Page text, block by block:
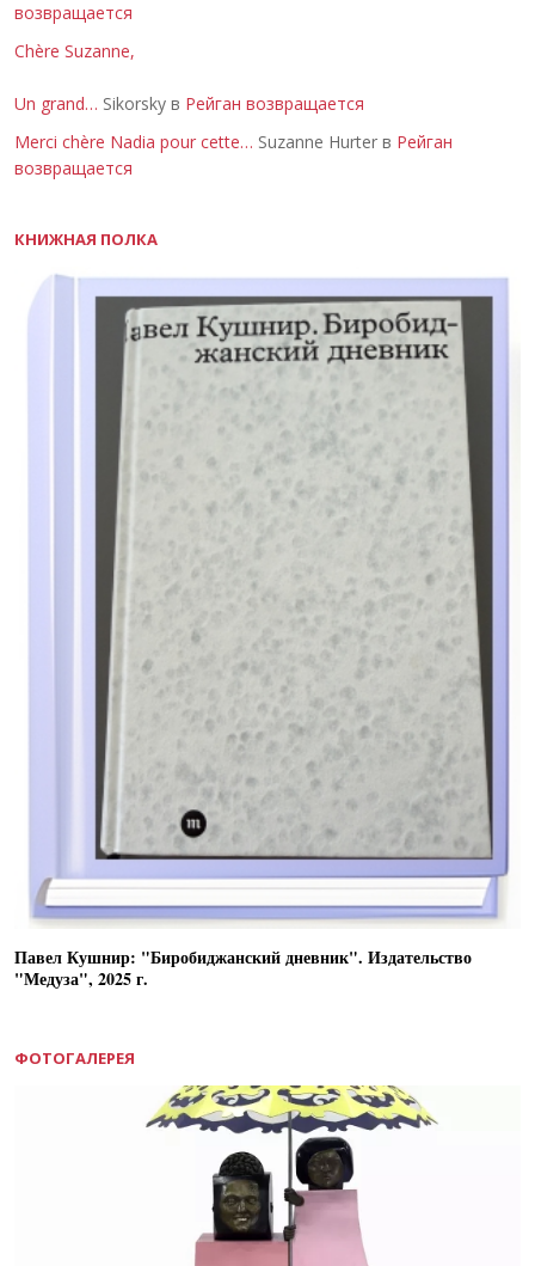
возвращается
Chère Suzanne,
Un grand… Sikorsky в Рейган возвращается
Merci chère Nadia pour cette… Suzanne Hurter в Рейган
возвращается
КНИЖНАЯ ПОЛКА
Павел Кушнир: "Биробиджанский дневник". Издательство
"Медуза", 2025 г.
ФОТОГАЛЕРЕЯ